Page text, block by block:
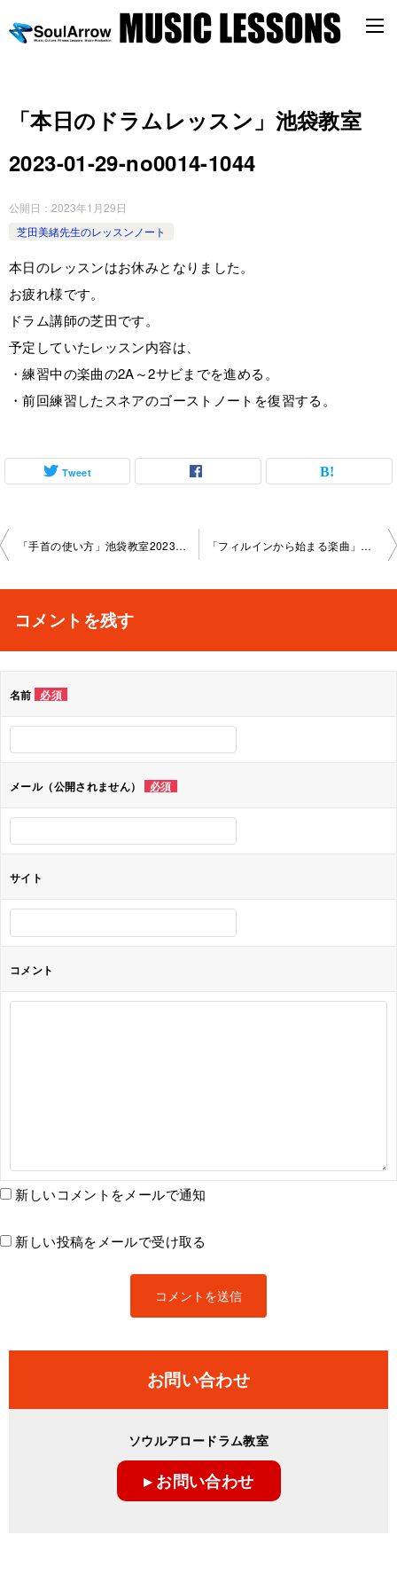
「本日のドラムレッスン」池袋教室
2023-01-29-no0014-1044
公開日： 2023年1月29日
芝田美緒先生のレッスンノート
本日のレッスンはお休みとなりました。
お疲れ様です。
ドラム講師の芝田です。
予定していたレッスン内容は、
・練習中の楽曲の2A～2サビまでを進める。
・前回練習したスネアのゴーストノートを復習する。
Tweet
投
ビ
シ
ョ
ン
「手首の使い方」池袋教室2023-01-26-no0014-1042 「フィルインから始まる楽曲」池袋教室2023-01-30-no0014-1041
コメントを残す
名前 必須
メール（公開されません） 必須
サイト
コメント
新しいコメントをメールで通知
新しい投稿をメールで受け取る
お問い合わせ
ソウルアロードラム教室
▸ お問い合わせ